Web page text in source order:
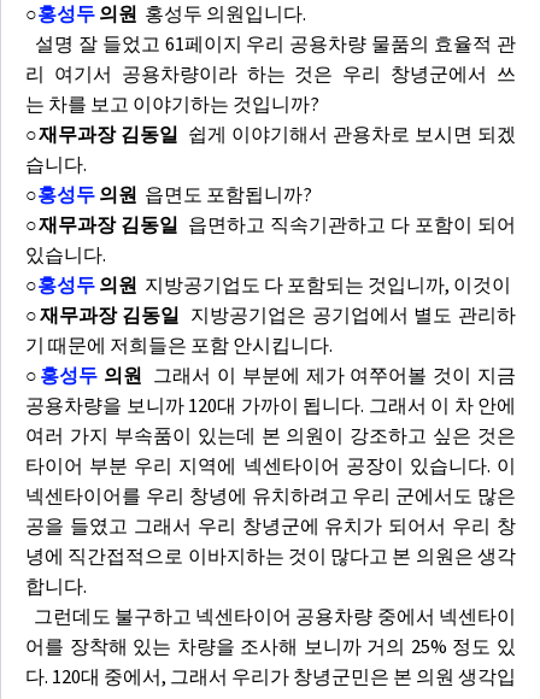
○홍성두 의원 홍성두 의원입니다.
설명 잘 들었고 61페이지 우리 공용차량 물품의 효율적 관
리 여기서 공용차량이라 하는 것은 우리 창녕군에서 쓰
는 차를 보고 이야기하는 것입니까?
○재무과장 김동일 쉽게 이야기해서 관용차로 보시면 되겠
습니다.
○홍성두 의원 읍면도 포함됩니까?
○재무과장 김동일 읍면하고 직속기관하고 다 포함이 되어
있습니다.
○홍성두 의원 지방공기업도 다 포함되는 것입니까, 이것이
○재무과장 김동일 지방공기업은 공기업에서 별도 관리하
기 때문에 저희들은 포함 안시킵니다.
○ 홍성두의원 그래서 이 부분에 제가 여쭈어볼 것이 지금
공용차량을 보니까 120대 가까이 됩니다. 그래서 이 차 안에
여러 가지 부속품이 있는데 본 의원이 강조하고 싶은 것은
타이어 부분 우리 지역에 넥센타이어 공장이 있습니다. 이
넥센타이어를 우리 창녕에 유치하려고 우리 군에서도 많은
공을 들였고 그래서 우리 창녕군에 유치가 되어서 우리 창
녕에 직간접적으로 이바지하는 것이 많다고 본 의원은 생각
합니다.
그런데도 불구하고 넥센타이어 공용차량 중에서 넥센타이
어를 장착해 있는 차량을 조사해 보니까 거의 25% 정도 있
다. 120대 중에서, 그래서 우리가 창녕군민은 본 의원 생각입